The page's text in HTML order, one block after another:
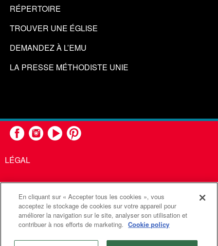
RÉPERTOIRE
TROUVER UNE ÉGLISE
DEMANDEZ À L’EMU
LA PRESSE MÉTHODISTE UNIE
LÉGAL
United Methodist Communications est une agence de l'Église
Méthodiste Unie
Communications Méthodistes Unies. Tous droits
réservés
En cliquant sur « Accepter tous les cookies », vous
acceptez le stockage de cookies sur votre appareil pour
améliorer la navigation sur le site, analyser son utilisation et
contribuer à nos efforts de marketing. Cookie policy